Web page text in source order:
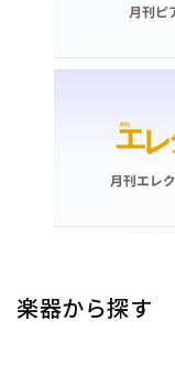
楽器から探す